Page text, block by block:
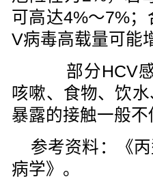
可高达4%～7%
V病毒高载量可能
部分HCV感
咳嗽、食物、饮
暴露的接触一般不
参考资料：《
病学》。